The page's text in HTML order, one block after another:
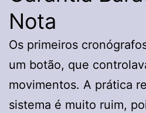
Nota
Os primeiros
um botão, que
movimentos. A prática
sistema é muito ruim,